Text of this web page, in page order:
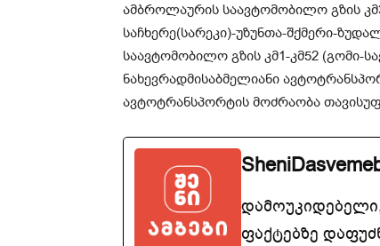
ამბროლაურის საავტომობილო გზის
საჩხერე(სარეკი)-უზუნთა-შქმერი-
საავტომობილო გზის კმ1-კმ52 (გომი-
ნახევრადმისაბმელიანი
ავტოტრანსპორტის მოძრაობა
ფაქტებზე